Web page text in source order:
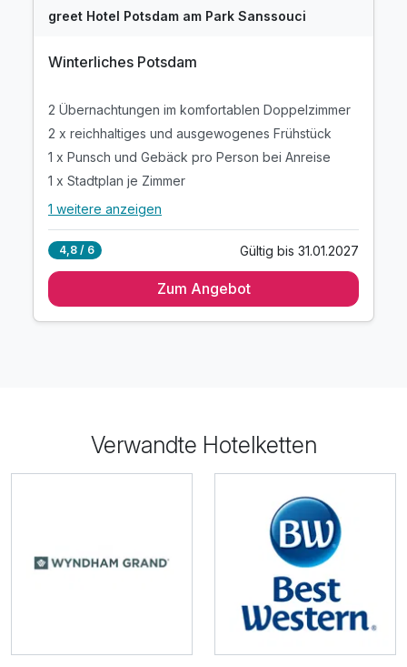
greet Hotel Potsdam am Park Sanssouci
Winterliches Potsdam
2 Übernachtungen im komfortablen Doppelzimmer
2 x reichhaltiges und ausgewogenes Frühstück
1 x Punsch und Gebäck pro Person bei Anreise
1 x Stadtplan je Zimmer
Alle Inklusivleistungen
2 x reichhaltiges und ausgewogenes Frühstück
1 weitere anzeigen
4,8 / 6 Gültig bis 31.01.2027
Zum Angebot
Verwandte Hotelketten